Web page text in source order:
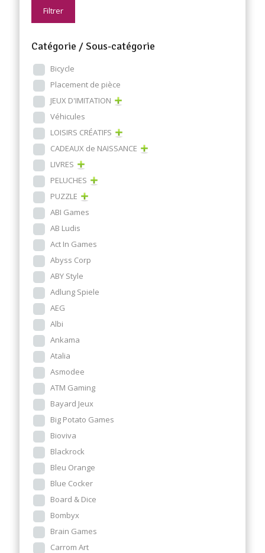
Filtrer
Catégorie / Sous-catégorie
Bicycle
Placement de pièce
JEUX D'IMITATION
Véhicules
LOISIRS CRÉATIFS
CADEAUX de NAISSANCE
LIVRES
PELUCHES
PUZZLE
ABI Games
AB Ludis
Act In Games
Abyss Corp
ABY Style
Adlung Spiele
AEG
Albi
Ankama
Atalia
Asmodee
ATM Gaming
Bayard Jeux
Big Potato Games
Bioviva
Blackrock
Bleu Orange
Blue Cocker
Board & Dice
Bombyx
Brain Games
Carrom Art